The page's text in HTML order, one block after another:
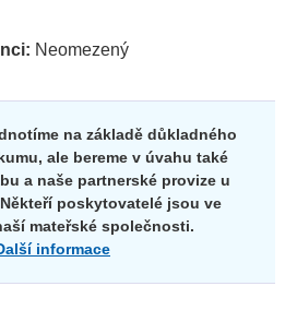
Neomezený
na základě důkladného
ale bereme v úvahu také
a naše partnerské provize u
poskytovatelé jsou ve
mateřské společnosti.
informace